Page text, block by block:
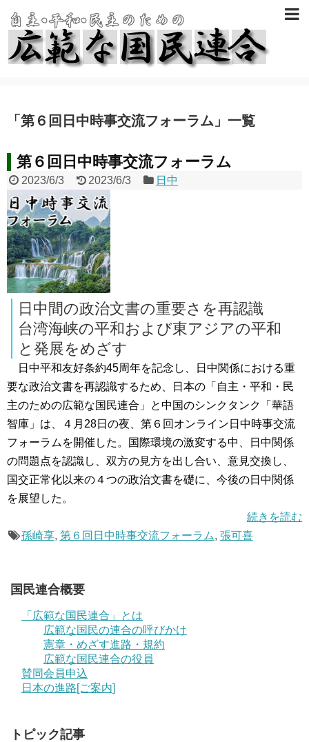
「 第６回日中時事交流フォーラム 」 一覧
第６回日中時事交流フォーラム
2023/6/3 2023/6/3 日中
日中間の政治文書の重要さを再認識
台湾海峡の平和および東アジアの平和
と発展をめざす
日中平和友好条約45周年を記念し、日中関係における重
要な政治文書を再認識するため、日本の「自主・平和・民
主のための広範な国民連合」と中国のシンクタンク「華語
智庫」は、４月28日の夜、第６回オンライン日中時事交流
フォーラムを開催した。国際環境の激変する中、日中関係
の問題点を認識し、双方の見方を出し合い、意見交換し、
国交正常化以来の４つの政治文書を礎に、今後の日中関係
を展望した。
続きを読む
孫崎享, 第６回日中時事交流フォーラム, 張可喜
国民連合概要
「広範な国民連合」とは
広範な国民の連合の呼びかけ
憲章・めざす進路・規約
広範な国民連合の役員
賛同会員申込
日本の進路[ご案内]
トピック記事